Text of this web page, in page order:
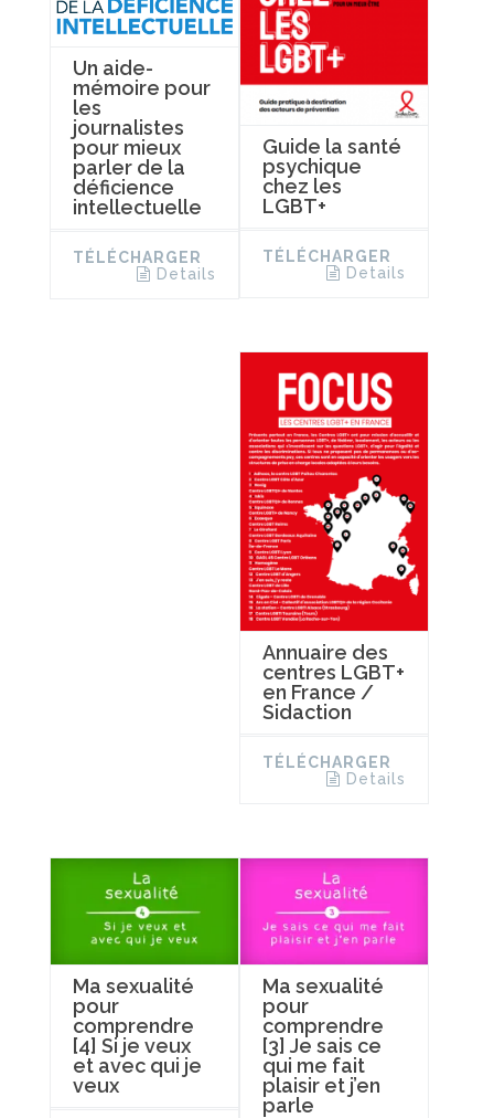
Un aide-
mémoire pour
les
journalistes
pour mieux
parler de la
déficience
intellectuelle
TÉLÉCHARGER
Details
Guide la santé
psychique
chez les
LGBT+
TÉLÉCHARGER
Details
Annuaire des
centres LGBT+
en France /
Sidaction
TÉLÉCHARGER
Details
Ma sexualité
pour
comprendre
[4] Si je veux
et avec qui je
veux
Ma sexualité
pour
comprendre
[3] Je sais ce
qui me fait
plaisir et j’en
parle